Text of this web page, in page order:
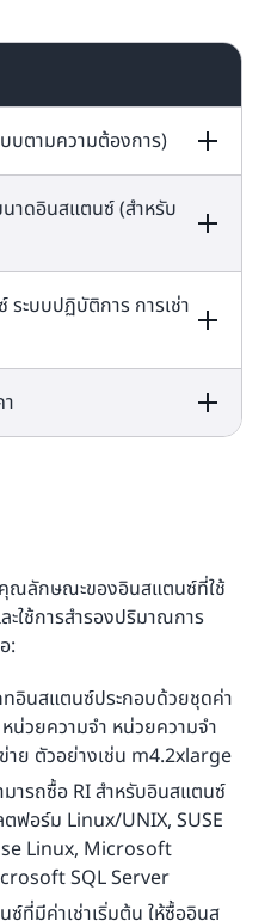
บบตามความต้องการ)
Convertible
าดอินสแตนซ์ (สำหรับ
Convertible
ExchangeReservedInstances
API และ Console)
ะบบปฏิบัติการ การเช่า
ณลักษณะของอินสแตนซ์ที่ใช้
ะใช้การสำรองปริมาณการ
:
ทอินสแตนซ์ประกอบด้วยชุดค่า
วยความจำ หน่วยความจำ
าย ตัวอย่างเช่น m4.2xlarge
มารถซื้อ RI สำหรับอินสแตนซ์
ฟอร์ม Linux/UNIX, SUSE
Linux, Microsoft
SQL Server
ที่มีค่าเช่าเริ่มต้น ให้ซื้ออินส